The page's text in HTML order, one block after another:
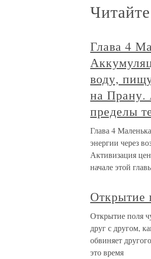
Глава 4
воду,
на Прану.
пределы
Глава 4
энергии через
Активизация
начале этой
Открытие
Открытие поля
друг с другом,
обвиняет
это время